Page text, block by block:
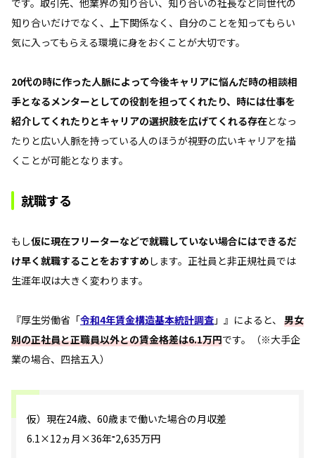
知り合いだけでなく、上下関係なく、自分のことを知ってもらい
気に入ってもらえる環境に身をおくことが大切です。
20代の時に作った人脈によって今後キャリアに悩んだ時の相談相
手となるメンターとしての役割を担ってくれたり、時には仕事を
紹介してくれたりとキャリアの選択肢を広げてくれる存在となっ
たりと広い人脈を持っている人のほうが視野の広いキャリアを描
くことが可能となります。
就職する
もし仮に現在フリーターなどで就職していない場合にはできるだ
け早く就職することをおすすめ します。正社員と非正規社員では
生涯年収は大きく変わります。
『厚生労働省「令和4年賃金構造基本統計調査 」』によると、 男女
別の正社員と正職員以外との賃金格差は6.1万円です。（※大手企
業の場合、四捨五入）
仮）現在24歳、60歳まで働いた場合の月収差
6.1×12ヵ月×36年⁼2,635万円